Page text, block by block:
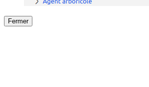
Fermer